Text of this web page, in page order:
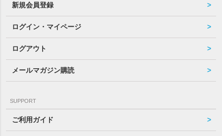
新規会員登録
ログイン・マイページ
ログアウト
メールマガジン購読
SUPPORT
ご利用ガイド